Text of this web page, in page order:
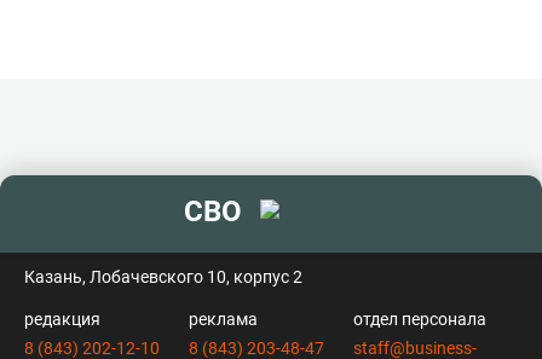
СВО
Казань, Лобачевского 10, корпус 2
редакция
8 (843) 202-12-10
реклама
8 (843) 203-48-47
отдел персонала
staff@business-